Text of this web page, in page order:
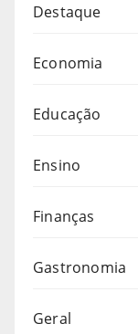
Destaque
Economia
Educação
Ensino
Finanças
Gastronomia
Geral